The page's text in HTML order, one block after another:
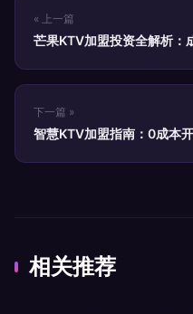
« 上一篇
芒果KTV加盟投资全解析：
下一篇 »
智慧KTV加盟指南：0成本
相关推荐